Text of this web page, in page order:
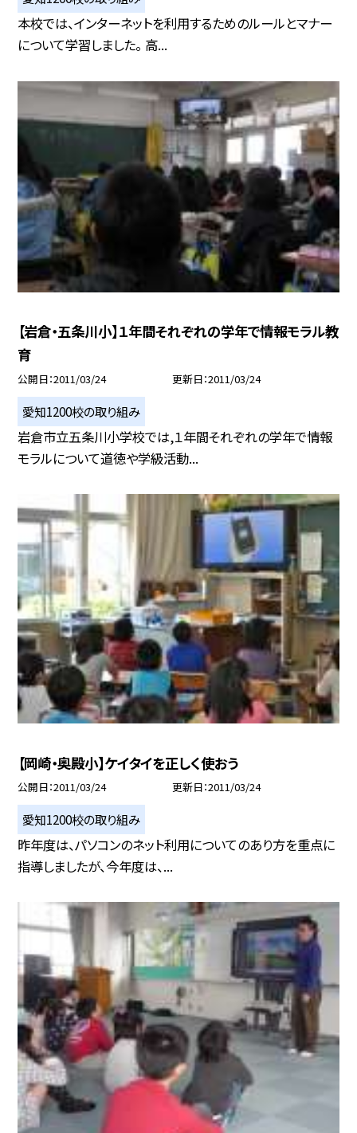
本校では、インターネットを利用するためのルールとマナー
について学習しました。 高...
【岩倉・五条川小】１年間それぞれの学年で情報モラル教
育
公開日 2011/03/24 更新日 2011/03/24
愛知1200校の取り組み
岩倉市立五条川小学校では,１年間それぞれの学年で情報
モラルについて道徳や学級活動...
【岡崎・奥殿小】ケイタイを正しく使おう
公開日 2011/03/24 更新日 2011/03/24
愛知1200校の取り組み
昨年度は、パソコンのネット利用についてのあり方を重点に
指導しましたが、今年度は、...